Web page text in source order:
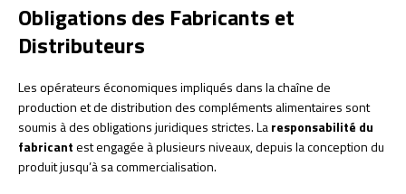
Obligations des Fabricants et
Distributeurs
Les opérateurs économiques impliqués dans la chaîne de
production et de distribution des compléments alimentaires sont
soumis à des obligations juridiques strictes. Laresponsabilité du
fabricantest engagée à plusieurs niveaux, depuis la conception du
produit jusqu’à sa commercialisation.